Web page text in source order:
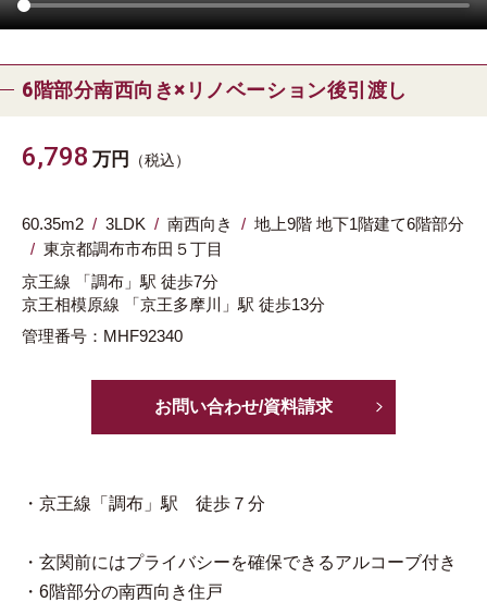
6階部分南西向き×リノベーション後引渡し
6,798 万円 （税込）
60.35m2 3LDK 南西向き
地上9階 地下1階建て6階部分
東京都調布市布田５丁目
京王線
「調布」駅 徒歩7分
京王相模原線
「京王多摩川」駅 徒歩13分
管理番号：MHF92340
お問い合わせ/資料請求
・京王線「調布」駅 徒歩７分
・玄関前にはプライバシーを確保できるアルコーブ付き
・6階部分の南西向き住戸